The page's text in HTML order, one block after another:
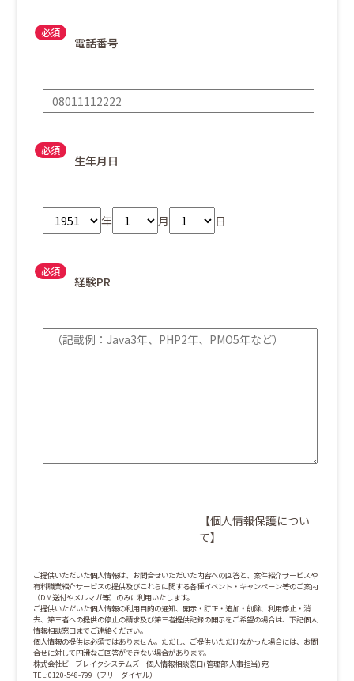
電話番号
生年月日
年 月 日
経験PR
【個人情報保護につい
て】
ご提供いただいた個人情報は、お問合せいただいた内容への回答と、案件紹介サービスや
有料職業紹介サービスの提供及びこれらに関する各種イベント・キャンペーン等のご案内
（DM送付やメルマガ等）のみに利用いたします。
ご提供いただいた個人情報の利用目的の通知、開示・訂正・追加・削除、利用停止・消
去、第三者への提供の停止の請求及び第三者提供記録の開示をご希望の場合は、下記個人
情報相談窓口までご連絡ください。
個人情報の提供は必須ではありません。ただし、ご提供いただけなかった場合には、お問
合せに対して円滑なご回答ができない場合があります。
株式会社ビーブレイクシステムズ 個人情報相談窓口(管理部 人事担当)宛
TEL:0120-548-799（フリーダイヤル）